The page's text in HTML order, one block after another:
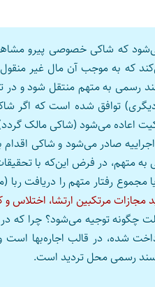
که شاکی خصوصی پیرو
که به موجب آن مال غیر
به متهم منتقل شود و در
دیگری) توافق شده است که اگر
اعاده می‌شود (شاکی مالک
صادر می‌شود و شاکی
به متهم، در فرض این‌که با
رفتار متهم را دریافت ربا
مجازات مرتکبین ارتشا، اختلاس و
چگونه توجیه می‌شود؟ چرا
شده، در قالب اجاره‌بها
رسمی محل تردید است.